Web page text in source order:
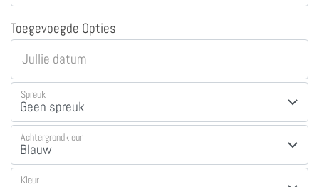
Toegevoegde Opties
Jullie datum
Spreuk
Achtergrondkleur
Kleur